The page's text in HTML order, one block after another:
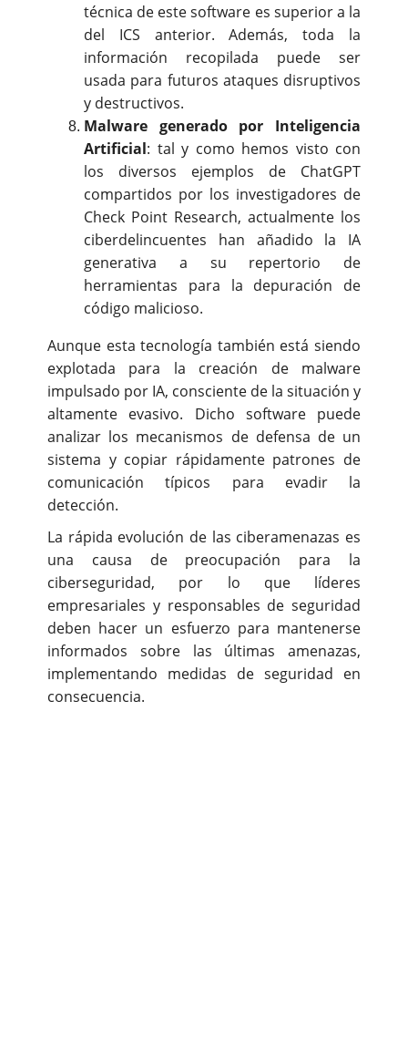
técnica de este software es superior a la
del ICS anterior. Además, toda la
información recopilada puede ser
usada para futuros ataques disruptivos
y destructivos.
Malware generado por Inteligencia
Artificial: tal y como hemos visto con
los diversos ejemplos de ChatGPT
compartidos por los investigadores de
Check Point Research, actualmente los
ciberdelincuentes han añadido la IA
generativa a su repertorio de
herramientas para la depuración de
código malicioso.
Aunque esta tecnología también está siendo
explotada para la creación de malware
impulsado por IA, consciente de la situación y
altamente evasivo. Dicho software puede
analizar los mecanismos de defensa de un
sistema y copiar rápidamente patrones de
comunicación típicos para evadir la
detección.
La rápida evolución de las ciberamenazas es
una causa de preocupación para la
ciberseguridad, por lo que líderes
empresariales y responsables de seguridad
deben hacer un esfuerzo para mantenerse
informados sobre las últimas amenazas,
implementando medidas de seguridad en
consecuencia.